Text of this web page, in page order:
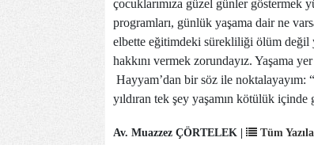
çocuklarımıza güzel günler göstermek
programları, günlük yaşama dair ne
elbette eğitimdeki sürekliliği ölüm değil
hakkını vermek zorundayız. Yaşama
Hayyam’dan bir söz ile
yıldıran tek şey yaşamın kötülük içinde
Av. Muazzez ÇÖRTELEK | Tüm